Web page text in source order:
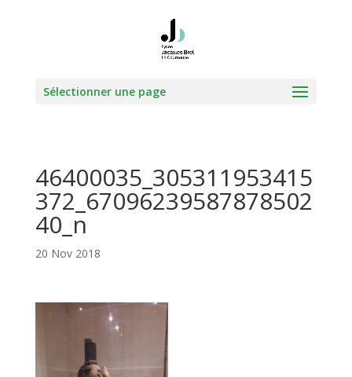
Sélectionner une page
46400035_305311953415
372_67096239587878502
40_n
20 Nov 2018